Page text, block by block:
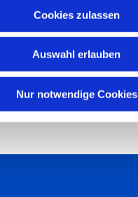
Cookies zulassen
Auswahl erlauben
Nur notwendige Cookies